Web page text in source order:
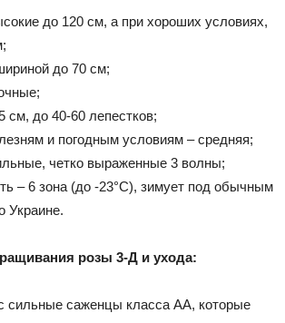
до 120 см, а при хороших условиях,
до 70 см;
см, до 40-60 лепестков;
и погодным условиям – средняя;
четко выраженные 3 волны;
– 6 зона (до -23°С), зимует под обычным
Украине.
розы 3-Д и ухода:
сильные саженцы класса АА, которые